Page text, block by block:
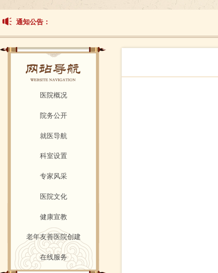
通知公告：
医院概况
院务公开
就医导航
科室设置
专家风采
医院文化
健康宣教
老年友善医院创建
在线服务